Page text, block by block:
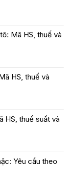
Mã HS, thuế và
HS, thuế và
HS, thuế suất và
Yêu cầu theo